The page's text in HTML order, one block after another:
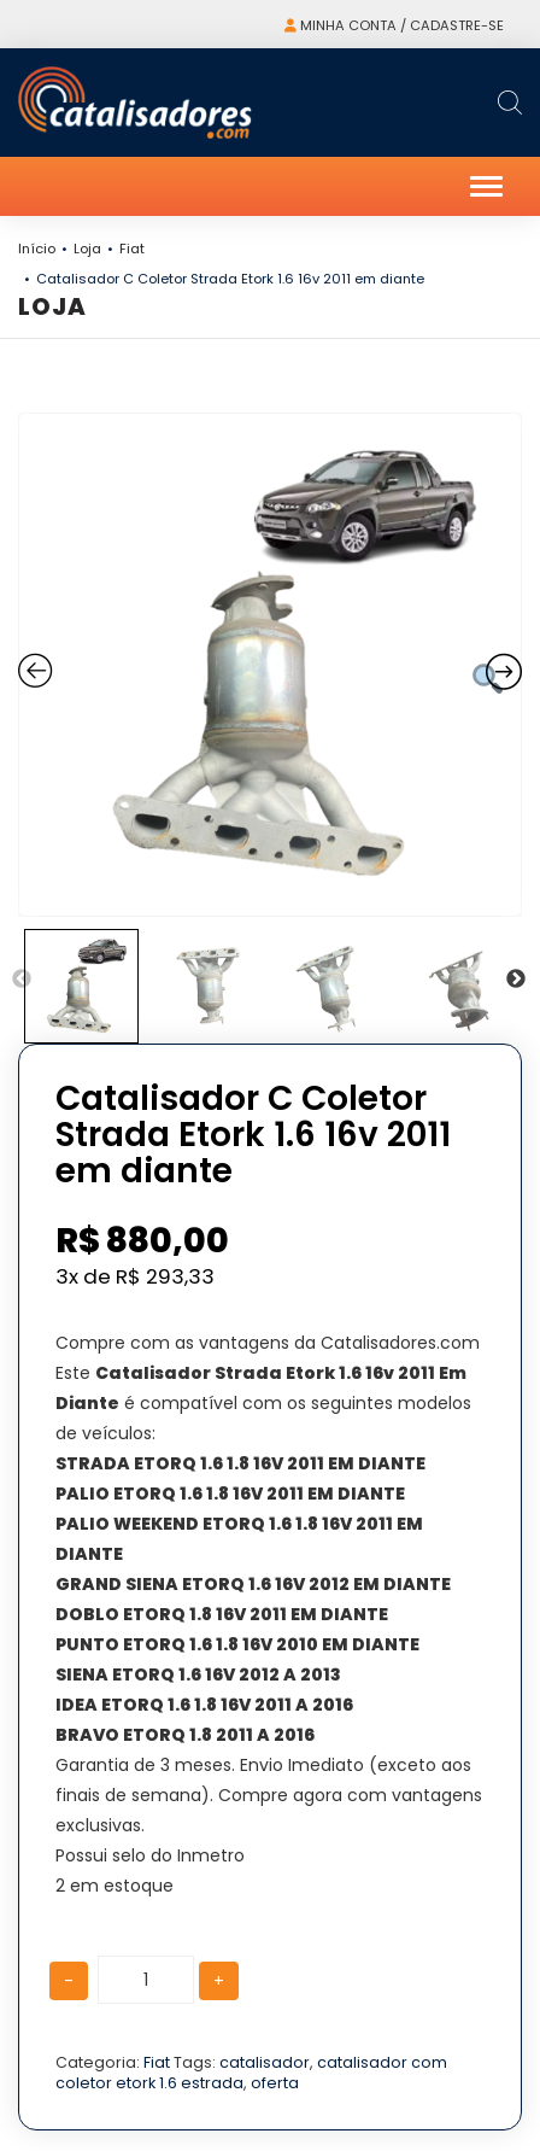
MINHA CONTA / CADASTRE-SE
Início Loja
Fiat
Catalisador C Coletor Strada Etork 1.6 16v 2011 em diante
LOJA
Catalisador C Coletor
Strada Etork 1.6 16v 2011
em diante
R$880,00
3x de R$ 293,33
Compre com as vantagens da Catalisadores.com
Este Catalisador Strada Etork 1.6 16v 2011 Em
Diante é compatível com os seguintes modelos
de veículos:
STRADA ETORQ 1.6 1.8 16V 2011 EM DIANTE
PALIO ETORQ 1.6 1.8 16V 2011 EM DIANTE
PALIO WEEKEND ETORQ 1.6 1.8 16V 2011 EM
DIANTE
GRAND SIENA ETORQ 1.6 16V 2012 EM DIANTE
DOBLO ETORQ 1.8 16V 2011 EM DIANTE
PUNTO ETORQ 1.6 1.8 16V 2010 EM DIANTE
SIENA ETORQ 1.6 16V 2012 A 2013
IDEA ETORQ 1.6 1.8 16V 2011 A 2016
BRAVO ETORQ 1.8 2011 A 2016
Garantia de 3 meses. Envio Imediato (exceto aos
finais de semana). Compre agora com vantagens
exclusivas.
Possui selo do Inmetro
2 em estoque
Catalisador
C
Etork
1.6
2011
Catalisador
C
Etork
1.6
2011
+
-
Categoria: FiatTags: catalisador, catalisador com
coletor etork 1.6 estrada, oferta